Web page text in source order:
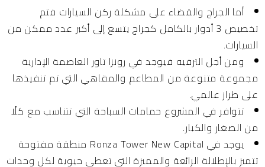
أما الجراج والقضاء على مشكلة ركن السيارات فتم
تخصيص 3 أدوار بالكامل كجراج يتسع إلى أكبر عدد ممكن من
السيارات.
ومن أجل الترفيه فيوجد في رونزا تاور العاصمة الإدارية
مجموعة متنوعة من المطاعم والمقاهي التي تم تنفيذها
على طراز عالمي.
تتوافر في المشروع حمامات السباحة التي تتناسب مع كلًا
من الصغار والكبار.
يوجد في Ronza Tower New Capital منطقة مفتوحة
تتميز بالإطلالة الرائعة والمميزة التي تعطي حيوية لكل وحدات